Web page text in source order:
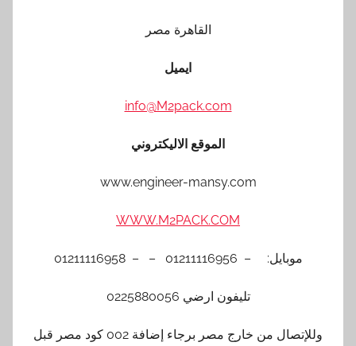
القاهرة مصر
ايميل
info@M2pack.com
الموقع الاليكتروني
www.engineer-mansy.com
WWW.M2PACK.COM
موبايل: – 01211116956 – – 01211116958
تليفون ارضي 0225880056
وللإتصال من خارج مصر برجاء إضافة 002 كود مصر قبل